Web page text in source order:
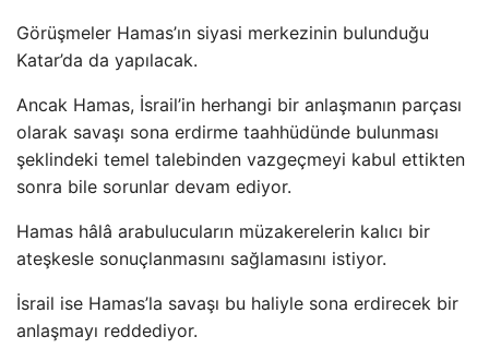
Görüşmeler Hamas’ın siyasi merkezinin bulunduğu
Katar’da da yapılacak.
Ancak Hamas, İsrail’in herhangi bir anlaşmanın parçası
olarak savaşı sona erdirme taahhüdünde bulunması
şeklindeki temel talebinden vazgeçmeyi kabul ettikten
sonra bile sorunlar devam ediyor.
Hamas hâlâ arabulucuların müzakerelerin kalıcı bir
ateşkesle sonuçlanmasını sağlamasını istiyor.
İsrail ise Hamas’la savaşı bu haliyle sona erdirecek bir
anlaşmayı reddediyor.